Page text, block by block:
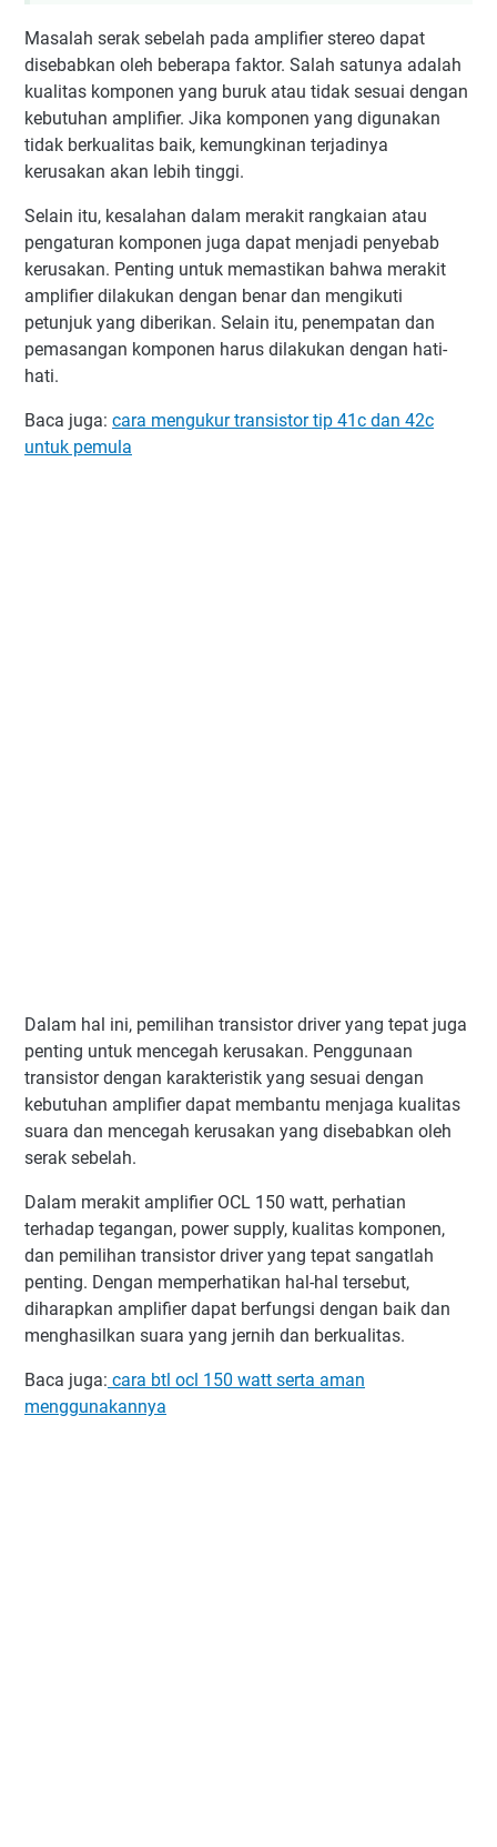
Masalah serak sebelah pada amplifier stereo dapat
disebabkan oleh beberapa faktor. Salah satunya adalah
kualitas komponen yang buruk atau tidak sesuai dengan
kebutuhan amplifier. Jika komponen yang digunakan
tidak berkualitas baik, kemungkinan terjadinya
kerusakan akan lebih tinggi.
Selain itu, kesalahan dalam merakit rangkaian atau
pengaturan komponen juga dapat menjadi penyebab
kerusakan. Penting untuk memastikan bahwa merakit
amplifier dilakukan dengan benar dan mengikuti
petunjuk yang diberikan. Selain itu, penempatan dan
pemasangan komponen harus dilakukan dengan hati-
hati.
Baca juga: cara mengukur transistor tip 41c dan 42c
untuk pemula
Dalam hal ini, pemilihan transistor driver yang tepat juga
penting untuk mencegah kerusakan. Penggunaan
transistor dengan karakteristik yang sesuai dengan
kebutuhan amplifier dapat membantu menjaga kualitas
suara dan mencegah kerusakan yang disebabkan oleh
serak sebelah.
Dalam merakit amplifier OCL 150 watt, perhatian
terhadap tegangan, power supply, kualitas komponen,
dan pemilihan transistor driver yang tepat sangatlah
penting. Dengan memperhatikan hal-hal tersebut,
diharapkan amplifier dapat berfungsi dengan baik dan
menghasilkan suara yang jernih dan berkualitas.
Baca juga: cara btl ocl 150 watt serta aman
menggunakannya